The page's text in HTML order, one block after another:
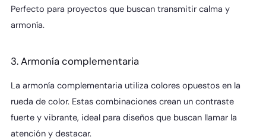
Perfecto para proyectos que buscan transmitir calma y
armonía.
3. Armonía complementaria
La armonía complementaria utiliza colores opuestos en la
rueda de color. Estas combinaciones crean un contraste
fuerte y vibrante, ideal para diseños que buscan llamar la
atención y destacar.